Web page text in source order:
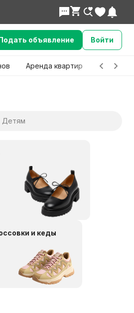
объявление Войти
Аренда квартир Детские
Детям
и кеды